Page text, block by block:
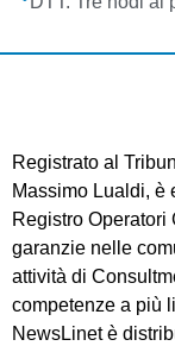
Registrato al
Massimo Lualdi, è
Registro Operatori
garanzie nelle
attività di
competenze a più
NewsLinet è